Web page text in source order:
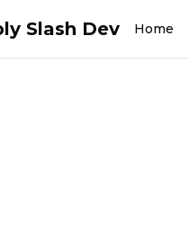
Slash Dev Home